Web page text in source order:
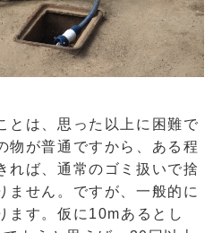
とは、思った以上に困難で
物が普通ですから、ある程
れば、通常のゴミ扱いで捨
ません。ですが、一般的に
ます。仮に10mあるとし